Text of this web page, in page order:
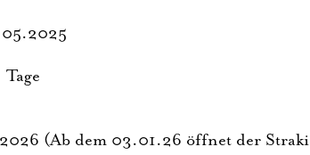
(Ab dem 03.01.26 öff­net der Stra­ki